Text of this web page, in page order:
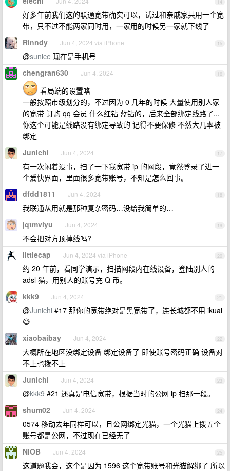
14
好多年前我们这的联通宽带确实可以，试过和亲戚家共用一个宽
带，只不过不能两家同时用，一家用的时候另一家就下线了
15
Rinndy Jun 4, 2024 via iPhone
@sunice 现在是手机号
16
chengran630 Jun 4, 2024
看局端的设置咯
一般按照市级划分的，不过因为 0 几年的时候 大量使用别人家
的宽带 订购 qq 会员 什么红钻 蓝钻的，后来全部绑定线路了...
你这个可能是线路没有绑定导致的 记得不要保修 不然大几率被
绑定
17
Junichi Jun 4, 2024
有一次闲着没事，扫了一下我宽带 ip 的网段，竟然登录了进一
个爱快界面，里面很多宽带账号，不知是怎么回事。
18
dfdd1811 Jun 4, 2024
我联通从用就是那种复杂密码…没给我简单的…
19
jqtmviyu Jun 4, 2024
不会把对方顶掉线吗?
20
littlecap Jun 4, 2024 via iPhone
约 20 年前，看同学演示，扫描网段内在线设备，登陆别人的
adsl 猫，用别人的账号充 Q 币。
21
kkk9 Jun 4, 2024
@Junichi #17 那你的宽带绝对是黑宽带了，连长城都不用 ikuai
😅
22
xiaobaibay Jun 4, 2024
大概所在地区没绑定设备 绑定设备了 即使账号密码正确 设备对
不上也拨不上
23
Junichi Jun 4, 2024
@kkk9 #21 还真是电信宽带，根据当时的公网 ip 扫那一段。
24
shum02 Jun 4, 2024
0574 移动去年同样可以，且公网绑定光猫，一个光猫上拨五个
账号都是公网，不过现在已经无了
25
NIOB Jun 4, 2024
这道题我会，这个是因为 1596 这个宽带账号和光猫解绑了 所以